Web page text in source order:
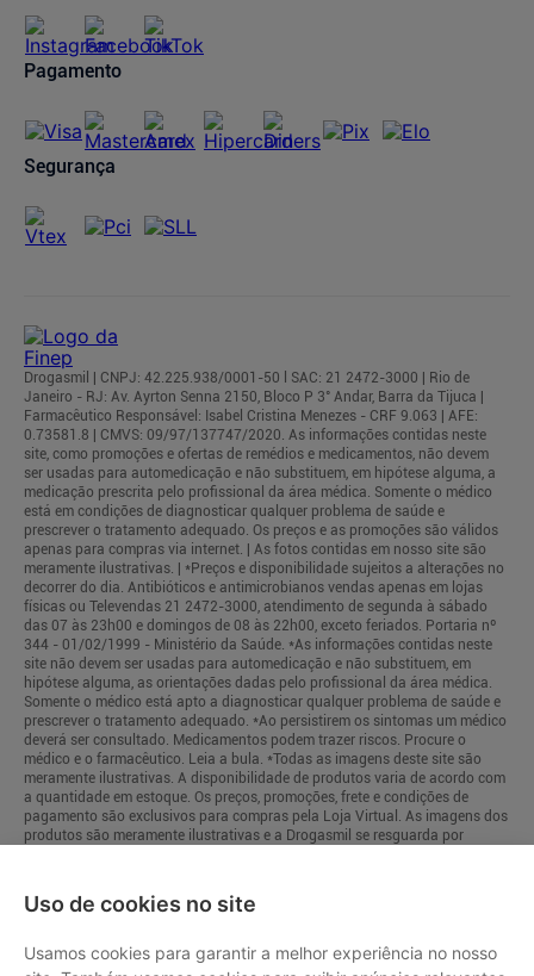
Uso de cookies no site
Usamos cookies para garantir a melhor experiência no nosso
Pagamento
Segurança
Drogasmil | CNPJ: 42.225.938/0001-50 l SAC: 21 2472-3000 | Rio de
Janeiro - RJ: Av. Ayrton Senna 2150, Bloco P 3° Andar, Barra da Tijuca |
Farmacêutico Responsável: Isabel Cristina Menezes - CRF 9.063 | AFE:
0.73581.8 | CMVS: 09/97/137747/2020. As informações contidas neste
site, como promoções e ofertas de remédios e medicamentos, não devem
ser usadas para automedicação e não substituem, em hipótese alguma, a
medicação prescrita pelo profissional da área médica. Somente o médico
está em condições de diagnosticar qualquer problema de saúde e
prescrever o tratamento adequado. Os preços e as promoções são válidos
apenas para compras via internet. | As fotos contidas em nosso site são
meramente ilustrativas. | *Preços e disponibilidade sujeitos a alterações no
decorrer do dia. Antibióticos e antimicrobianos vendas apenas em lojas
físicas ou Televendas 21 2472-3000, atendimento de segunda à sábado
das 07 às 23h00 e domingos de 08 às 22h00, exceto feriados. Portaria nº
344 - 01/02/1999 - Ministério da Saúde. *As informações contidas neste
site não devem ser usadas para automedicação e não substituem, em
hipótese alguma, as orientações dadas pelo profissional da área médica.
Somente o médico está apto a diagnosticar qualquer problema de saúde e
prescrever o tratamento adequado. *Ao persistirem os sintomas um médico
deverá ser consultado. Medicamentos podem trazer riscos. Procure o
médico e o farmacêutico. Leia a bula. *Todas as imagens deste site são
meramente ilustrativas. A disponibilidade de produtos varia de acordo com
a quantidade em estoque. Os preços, promoções, frete e condições de
pagamento são exclusivos para compras pela Loja Virtual. As imagens dos
produtos são meramente ilustrativas e a Drogasmil se resguarda por